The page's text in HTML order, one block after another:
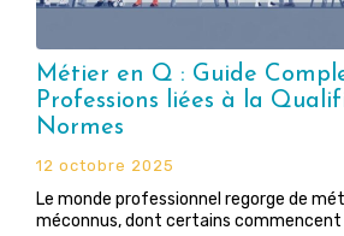
Métier en Q : Guide
Professions liées à la
Normes
12 octobre 2025
Le monde professionnel regorge de
méconnus, dont certains